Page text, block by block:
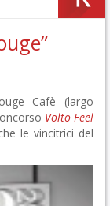
Cafè (largo
Volto Feel
le vincitrici del